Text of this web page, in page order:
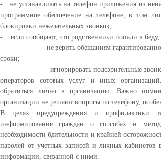
-
не устанавливать на телефон приложения из
программное обеспечение на телефоне, в том
блокировки нежелательных звонков;
-
если сообщают, что родственники попали в
-
не верить обещаниям
сроки;
-
игнорировать подозрительные
операторов сотовых услуг и иных
обратиться лично в организацию. Важно
организации не решают вопросы по телефону,
В целях предупреждения и профилактики
информирование граждан о способах и
необходимости бдительности и крайней
паролей от учетных записей и личных кабинетов
информации, связанной с ними.